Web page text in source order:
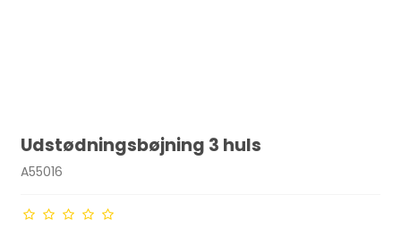
Udstødningsbøjning 3 huls
A55016